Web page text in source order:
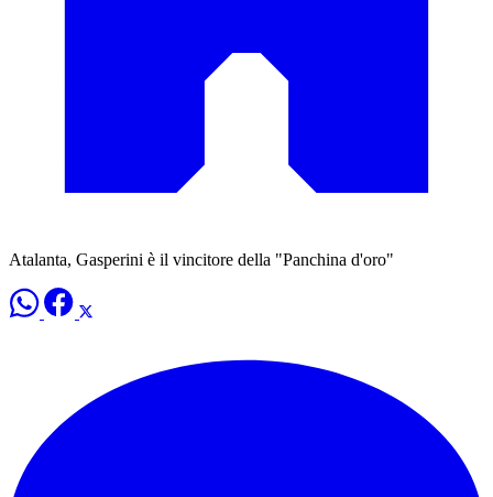
Atalanta, Gasperini è il vincitore della "Panchina d'oro"